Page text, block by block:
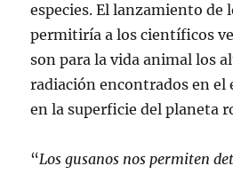
especies. El lanzamiento de
permitiría a los científicos
son para la vida animal los
radiación encontrados en el
en la superficie del planeta
“Los gusanos nos permiten